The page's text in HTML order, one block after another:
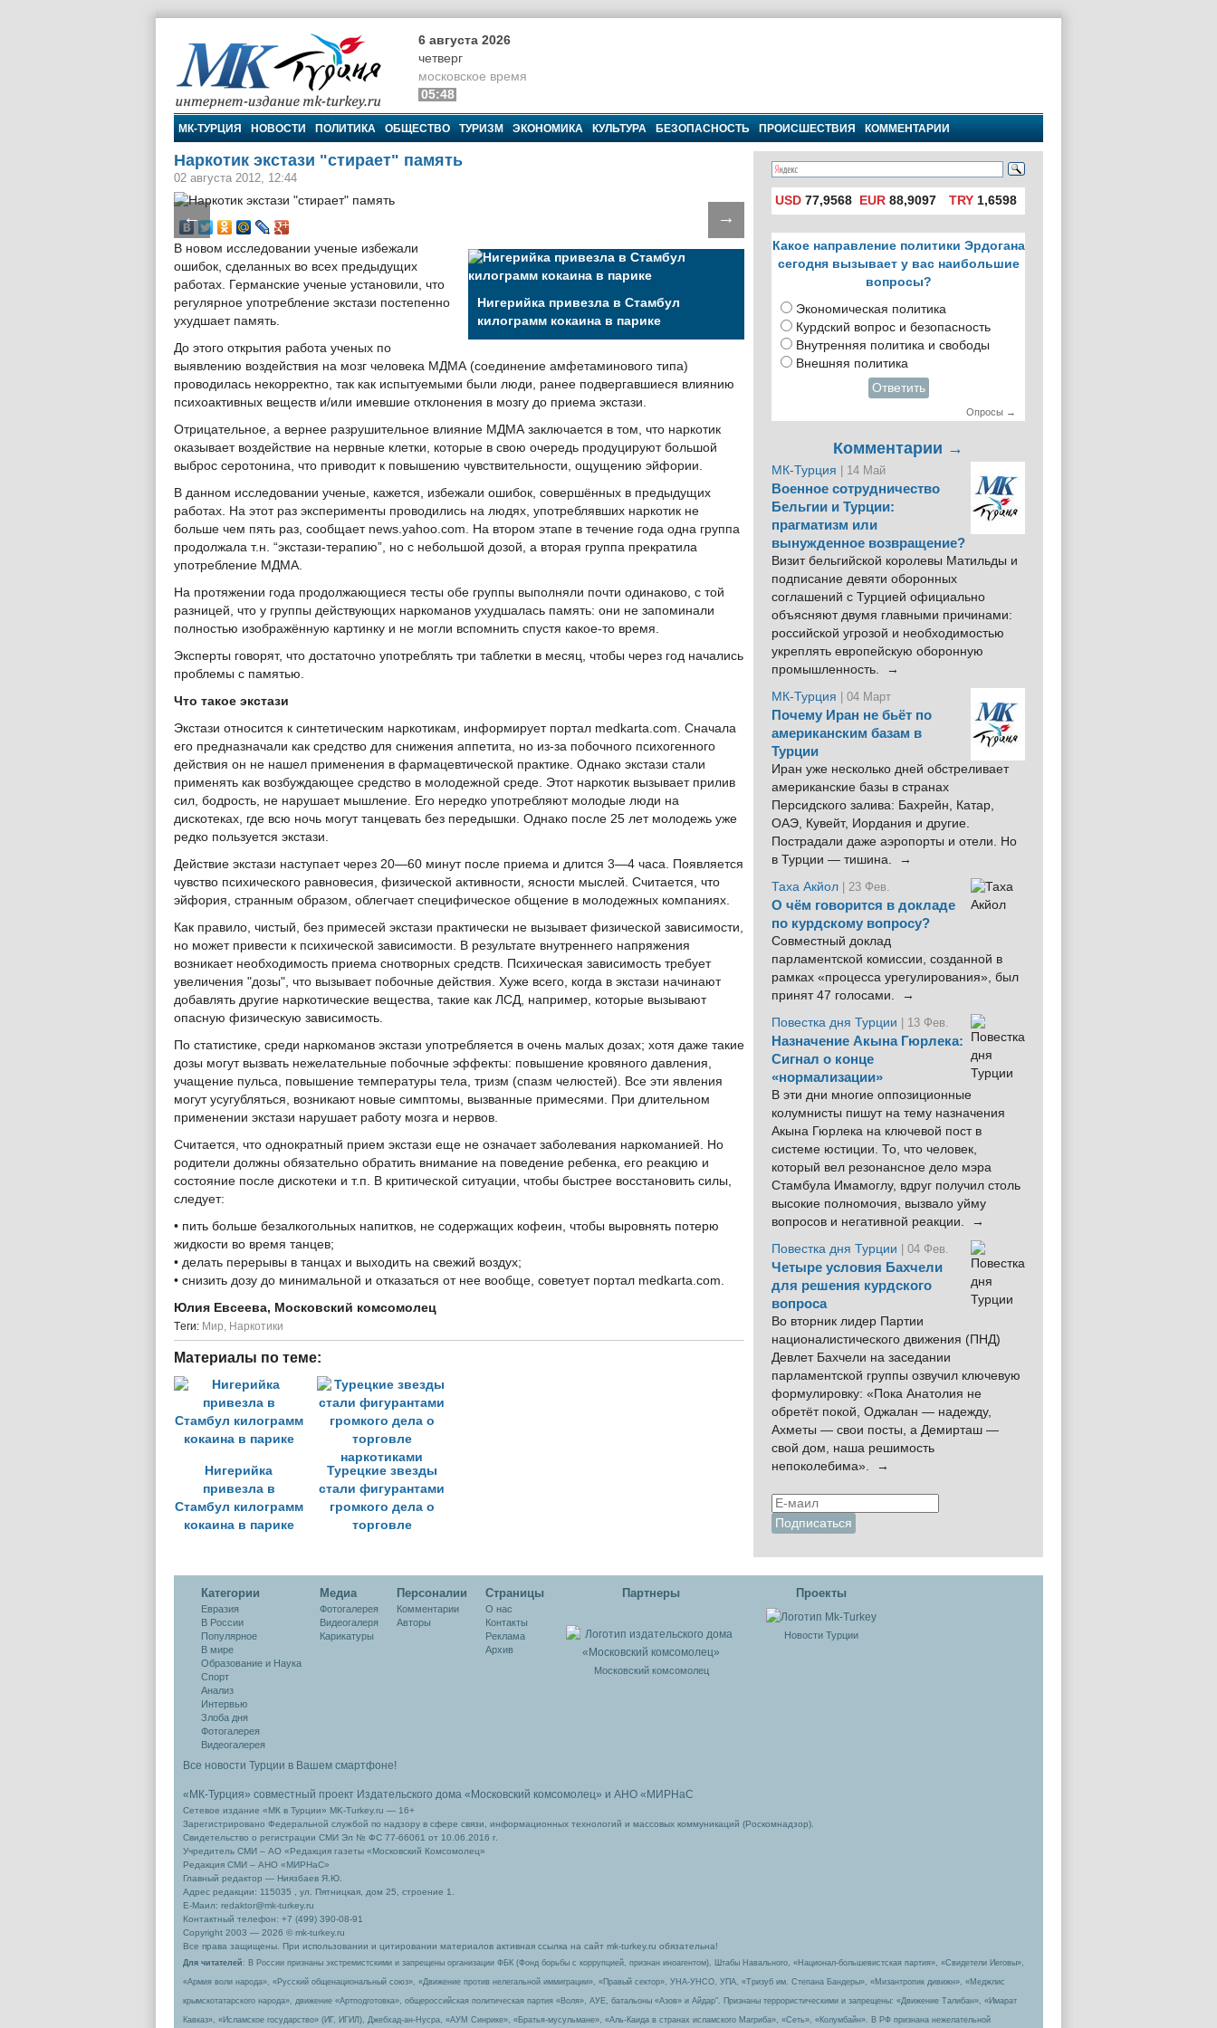
МК-Турция
6 августа 2026
четверг
московское время
05:48
МК-ТУРЦИЯ НОВОСТИ ПОЛИТИКА ОБЩЕСТВО ТУРИЗМ ЭКОНОМИКА КУЛЬТУРА БЕЗОПАСНОСТЬ ПРОИСШЕСТВИЯ КОММЕНТАРИИ
Наркотик экстази "стирает" память
02 августа 2012, 12:44
← →
Нигерийка привезла в Стамбул
килограмм кокаина в парике
В новом исследовании ученые избежали
ошибок, сделанных во всех предыдущих
работах. Германские ученые установили, что
регулярное употребление экстази постепенно
ухудшает память.
До этого открытия работа ученых по
выявлению воздействия на мозг человека МДМА (соединение амфетаминового типа)
проводилась некорректно, так как испытуемыми были люди, ранее подвергавшиеся влиянию
психоактивных веществ и/или имевшие отклонения в мозгу до приема экстази.
Отрицательное, а вернее разрушительное влияние МДМА заключается в том, что наркотик
оказывает воздействие на нервные клетки, которые в свою очередь продуцируют большой
выброс серотонина, что приводит к повышению чувствительности, ощущению эйфории.
В данном исследовании ученые, кажется, избежали ошибок, совершённых в предыдущих
работах. На этот раз эксперименты проводились на людях, употреблявших наркотик не
больше чем пять раз, сообщает news.yahoo.com. На втором этапе в течение года одна группа
продолжала т.н. “экстази-терапию”, но с небольшой дозой, а вторая группа прекратила
употребление МДМА.
На протяжении года продолжающиеся тесты обе группы выполняли почти одинаково, с той
разницей, что у группы действующих наркоманов ухудшалась память: они не запоминали
полностью изображённую картинку и не могли вспомнить спустя какое-то время.
Эксперты говорят, что достаточно употреблять три таблетки в месяц, чтобы через год начались
проблемы с памятью.
Что такое экстази
Экстази относится к синтетическим наркотикам, информирует портал medkarta.com. Сначала
его предназначали как средство для снижения аппетита, но из-за побочного психогенного
действия он не нашел применения в фармацевтической практике. Однако экстази стали
применять как возбуждающее средство в молодежной среде. Этот наркотик вызывает прилив
сил, бодрость, не нарушает мышление. Его нередко употребляют молодые люди на
дискотеках, где всю ночь могут танцевать без передышки. Однако после 25 лет молодежь уже
редко пользуется экстази.
Действие экстази наступает через 20—60 минут после приема и длится 3—4 часа. Появляется
чувство психического равновесия, физической активности, ясности мыслей. Считается, что
эйфория, странным образом, облегчает специфическое общение в молодежных компаниях.
Как правило, чистый, без примесей экстази практически не вызывает физической зависимости,
но может привести к психической зависимости. В результате внутреннего напряжения
возникает необходимость приема снотворных средств. Психическая зависимость требует
увеличения "дозы", что вызывает побочные действия. Хуже всего, когда в экстази начинают
добавлять другие наркотические вещества, такие как ЛСД, например, которые вызывают
опасную физическую зависимость.
По статистике, среди наркоманов экстази употребляется в очень малых дозах; хотя даже такие
дозы могут вызвать нежелательные побочные эффекты: повышение кровяного давления,
учащение пульса, повышение температуры тела, тризм (спазм челюстей). Все эти явления
могут усугубляться, возникают новые симптомы, вызванные примесями. При длительном
применении экстази нарушает работу мозга и нервов.
Считается, что однократный прием экстази еще не означает заболевания наркоманией. Но
родители должны обязательно обратить внимание на поведение ребенка, его реакцию и
состояние после дискотеки и т.п. В критической ситуации, чтобы быстрее восстановить силы,
следует:
• пить больше безалкогольных напитков, не содержащих кофеин, чтобы выровнять потерю
жидкости во время танцев;
• делать перерывы в танцах и выходить на свежий воздух;
• снизить дозу до минимальной и отказаться от нее вообще, советует портал medkarta.com.
Юлия Евсеева, Московский комсомолец
Tеги: Мир, Наркотики
Материалы по теме:
Нигерийка
привезла в
Стамбул килограмм
кокаина в парике
Турецкие звезды
стали фигурантами
громкого дела о
торговле
USD 77,9568 EUR 88,9097 TRY1,6598
Какое направление политики Эрдогана
сегодня вызывает у вас наибольшие
вопросы?
Экономическая политика
Курдский вопрос и безопасность
Внутренняя политика и свободы
Внешняя политика
Ответить
Опросы →
Комментарии →
МК-Турция | 14 Май
Военное сотрудничество
Бельгии и Турции:
прагматизм или
вынужденное возвращение?
Визит бельгийской королевы Матильды и
подписание девяти оборонных
соглашений с Турцией официально
объясняют двумя главными причинами:
российской угрозой и необходимостью
укреплять европейскую оборонную
промышленность. →
МК-Турция
| 04 Март
Почему Иран не бьёт по
американским базам в
Турции
Иран уже несколько дней обстреливает
американские базы в странах
Персидского залива: Бахрейн, Катар,
ОАЭ, Кувейт, Иордания и другие.
Пострадали даже аэропорты и отели. Но
в Турции — тишина. →
Таха Акйол | 23 Фев.
О чём говорится в докладе
по курдскому вопросу?
Совместный доклад
парламентской комиссии, созданной в
рамках «процесса урегулирования», был
принят 47 голосами. →
Повестка дня Турции
| 13 Фев.
Назначение Акына Гюрлека:
Сигнал о конце
«нормализации»
В эти дни многие оппозиционные
колумнисты пишут на тему назначения
Акына Гюрлека на ключевой пост в
системе юстиции. То, что человек,
который вел резонансное дело мэра
Стамбула Имамоглу, вдруг получил столь
высокие полномочия, вызвало уйму
вопросов и негативной реакции. →
Повестка дня Турции
| 04 Фев.
Четыре условия Бахчели
для решения курдского
вопроса
Во вторник лидер Партии
националистического движения (ПНД)
Девлет Бахчели на заседании
парламентской группы озвучил ключевую
формулировку: «Пока Анатолия не
обретёт покой, Оджалан — надежду,
Ахметы — свои посты, а Демирташ —
свой дом, наша решимость
непоколебима». →
Категории
Евразия
В России
Популярное
В мире
Образование и Наука
Спорт
Анализ
Интервью
Злоба дня
Фотогалерея
Видеогалерея
Медиа
Фотогалерея
Видеогалеря
Карикатуры
Персоналии
Комментарии
Авторы
Cтраницы
О нас
Контакты
Реклама
Архив
Партнеры
Московский комсомолец
Проекты
Новости Турции
Все новости Турции в Вашем смартфоне!
«МК-Турция» совместный проект Издательского дома «Московский комсомолец» и АНО «МИРНаС
Сетевое издание «МК в Турции» MK-Turkey.ru — 16+
Зарегистрировано Федеральной службой по надзору в сфере связи, информационных технологий и массовых коммуникаций (Роскомнадзор).
Свидетельство о регистрации СМИ Эл № ФС 77-66061 от 10.06.2016 г.
Учредитель СМИ – АО «Редакция газеты «Московский Комсомолец»
Редакция СМИ – АНО «МИРНаС»
Главный редактор — Ниязбаев Я.Ю.
Адрес редакции: 115035 , ул. Пятницкая, дом 25, строение 1.
Е-Маил: redaktor@mk-turkey.ru
Контактный телефон: +7 (499) 390-08-91
Copyright 2003 — 2026 © mk-turkey.ru
Все права защищены. При использовании и цитировании материалов активная ссылка на сайт mk-turkey.ru обязательна!
Для читателей : В России признаны экстремистскими и запрещены организации ФБК (Фонд борьбы с коррупцией, признан иноагентом), Штабы Навального, «Национал-большевистская партия», «Свидетели Иеговы»,
«Армия воли народа», «Русский общенациональный союз», «Движение против нелегальной иммиграции», «Правый сектор», УНА-УНСО, УПА, «Тризуб им. Степана Бандеры», «Мизантропик дивижн», «Меджлис
крымскотатарского народа», движение «Артподготовка», общероссийская политическая партия «Воля», АУЕ, батальоны «Азов» и Айдар″. Признаны террористическими и запрещены: «Движение Талибан», «Имарат
Кавказ», «Исламское государство» (ИГ, ИГИЛ), Джебхад-ан-Нусра, «АУМ Синрике», «Братья-мусульмане», «Аль-Каида в странах исламского Магриба», «Сеть», «Колумбайн». В РФ признана нежелательной